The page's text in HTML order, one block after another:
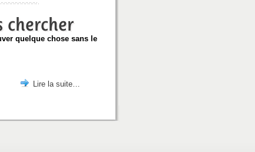
chercher
quelque chose sans le
Lire la suite…